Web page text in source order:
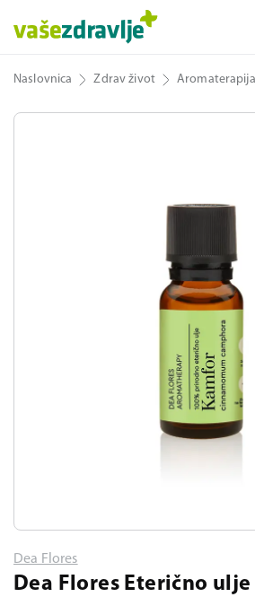
Naslovnica Zdrav život Aromaterapija
Dea Flores
Dea Flores Eterično